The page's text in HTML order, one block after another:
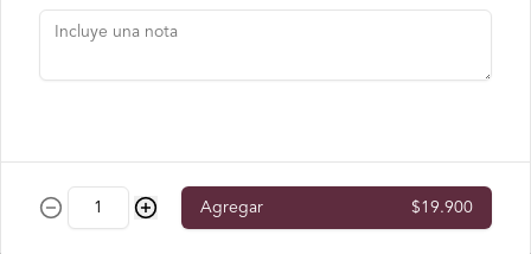
Agregar $19.900